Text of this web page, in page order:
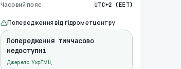
Часовий пояс UTC+2 (EET)
Попередження від гідрометцентру
Попередження тимчасово
недоступні
Джерело: УкрГМЦ